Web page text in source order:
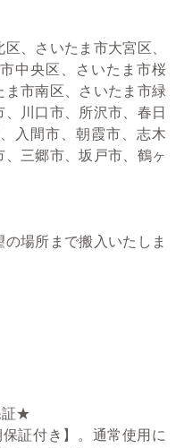
、さいたま市大宮区、
中央区、さいたま市桜
市南区、さいたま市緑
川口市、所沢市、春日
入間市、朝霞市、志木
三郷市、坂戸市、鶴ヶ
場所まで搬入いたしま
証★
証付き】。通常使用に